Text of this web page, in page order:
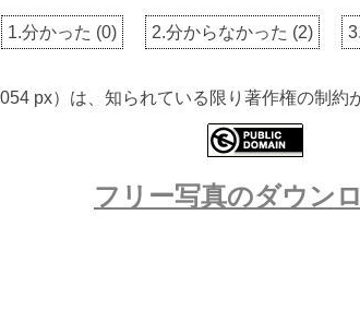
1.分かった (0) 2.分からなかった (2)
px）は、知られている限り著作権の制約
フリー写真のダウン